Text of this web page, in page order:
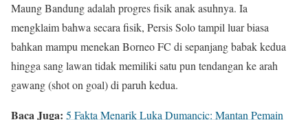
Maung Bandung adalah progres fisik anak asuhnya. Ia
mengklaim bahwa secara fisik, Persis Solo tampil luar biasa
bahkan mampu menekan Borneo FC di sepanjang babak kedua
hingga sang lawan tidak memiliki satu pun tendangan ke arah
gawang (shot on goal) di paruh kedua.
Baca Juga: 5 Fakta Menarik Luka Dumancic: Mantan Pemain